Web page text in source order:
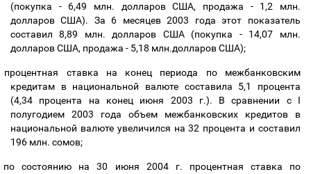
(покупка - 6,49 млн. долларов США, продажа - 1,2 млн.
долларов США). За 6 месяцев 2003 года этот показатель
составил 8,89 млн. долларов США (покупка - 14,07 млн.
долларов США, продажа - 5,18 млн.долларов США);
процентная ставка на конец периода по межбанковским
кредитам в национальной валюте составила 5,1 процента
(4,34 процента на конец июня 2003 г.). В сравнении с I
полугодием 2003 года объем межбанковских кредитов в
национальной валюте увеличился на 32 процента и составил
196 млн. сомов;
по состоянию на 30 июня 2004 г. процентная ставка по